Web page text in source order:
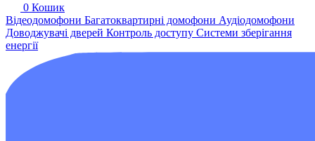
0 Кошик
Відеодомофони Багатоквартирні домофони Аудіодомофони
Доводжувачі дверей Контроль доступу Системи зберігання
енергії